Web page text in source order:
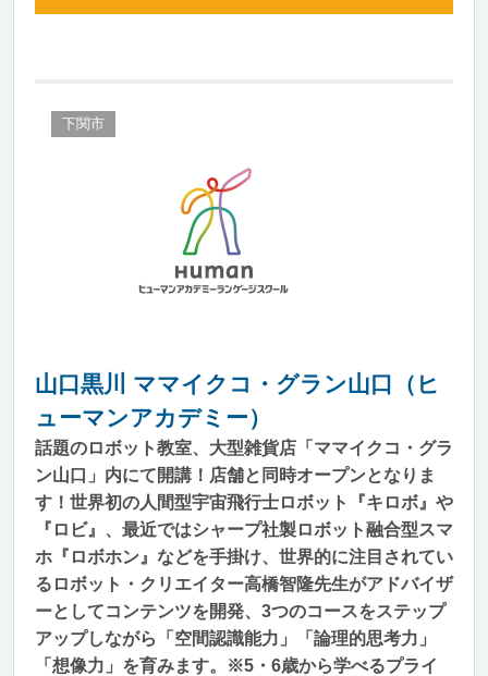
下関市
山口黒川 ママイクコ・グラン山口（ヒ
ューマンアカデミー）
話題のロボット教室、大型雑貨店「ママイクコ・グラ
ン山口」内にて開講！店舗と同時オープンとなりま
す！世界初の人間型宇宙飛行士ロボット『キロボ』や
『ロビ』、最近ではシャープ社製ロボット融合型スマ
ホ『ロボホン』などを手掛け、世界的に注目されてい
るロボット・クリエイター高橋智隆先生がアドバイザ
ーとしてコンテンツを開発、3つのコースをステップ
アップしながら「空間認識能力」「論理的思考力」
「想像力」を育みます。※5・6歳から学べるプライ